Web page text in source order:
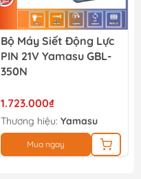
Bộ Máy Siết Động Lực
PIN 21V Yamasu GBL-
350N
1.723.000₫
Thương hiệu: Yamasu
Mua ngay